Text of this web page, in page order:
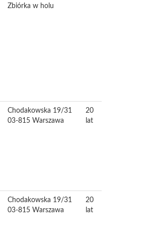
Zbiórka w holu
Chodakowska 19/31
03-815 Warszawa
20
lat
Chodakowska 19/31
03-815 Warszawa
20
lat